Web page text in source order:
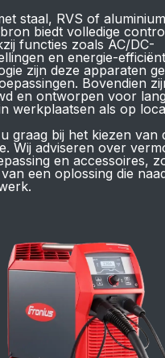
staal, RVS of
biedt volledige
functies zoals AC/DC-
en energie-
zijn deze apparaten
Bovendien
en ontworpen voor
werkplaatsen als op
graag bij het kiezen van
Wij adviseren over
en accessoires,
een oplossing die